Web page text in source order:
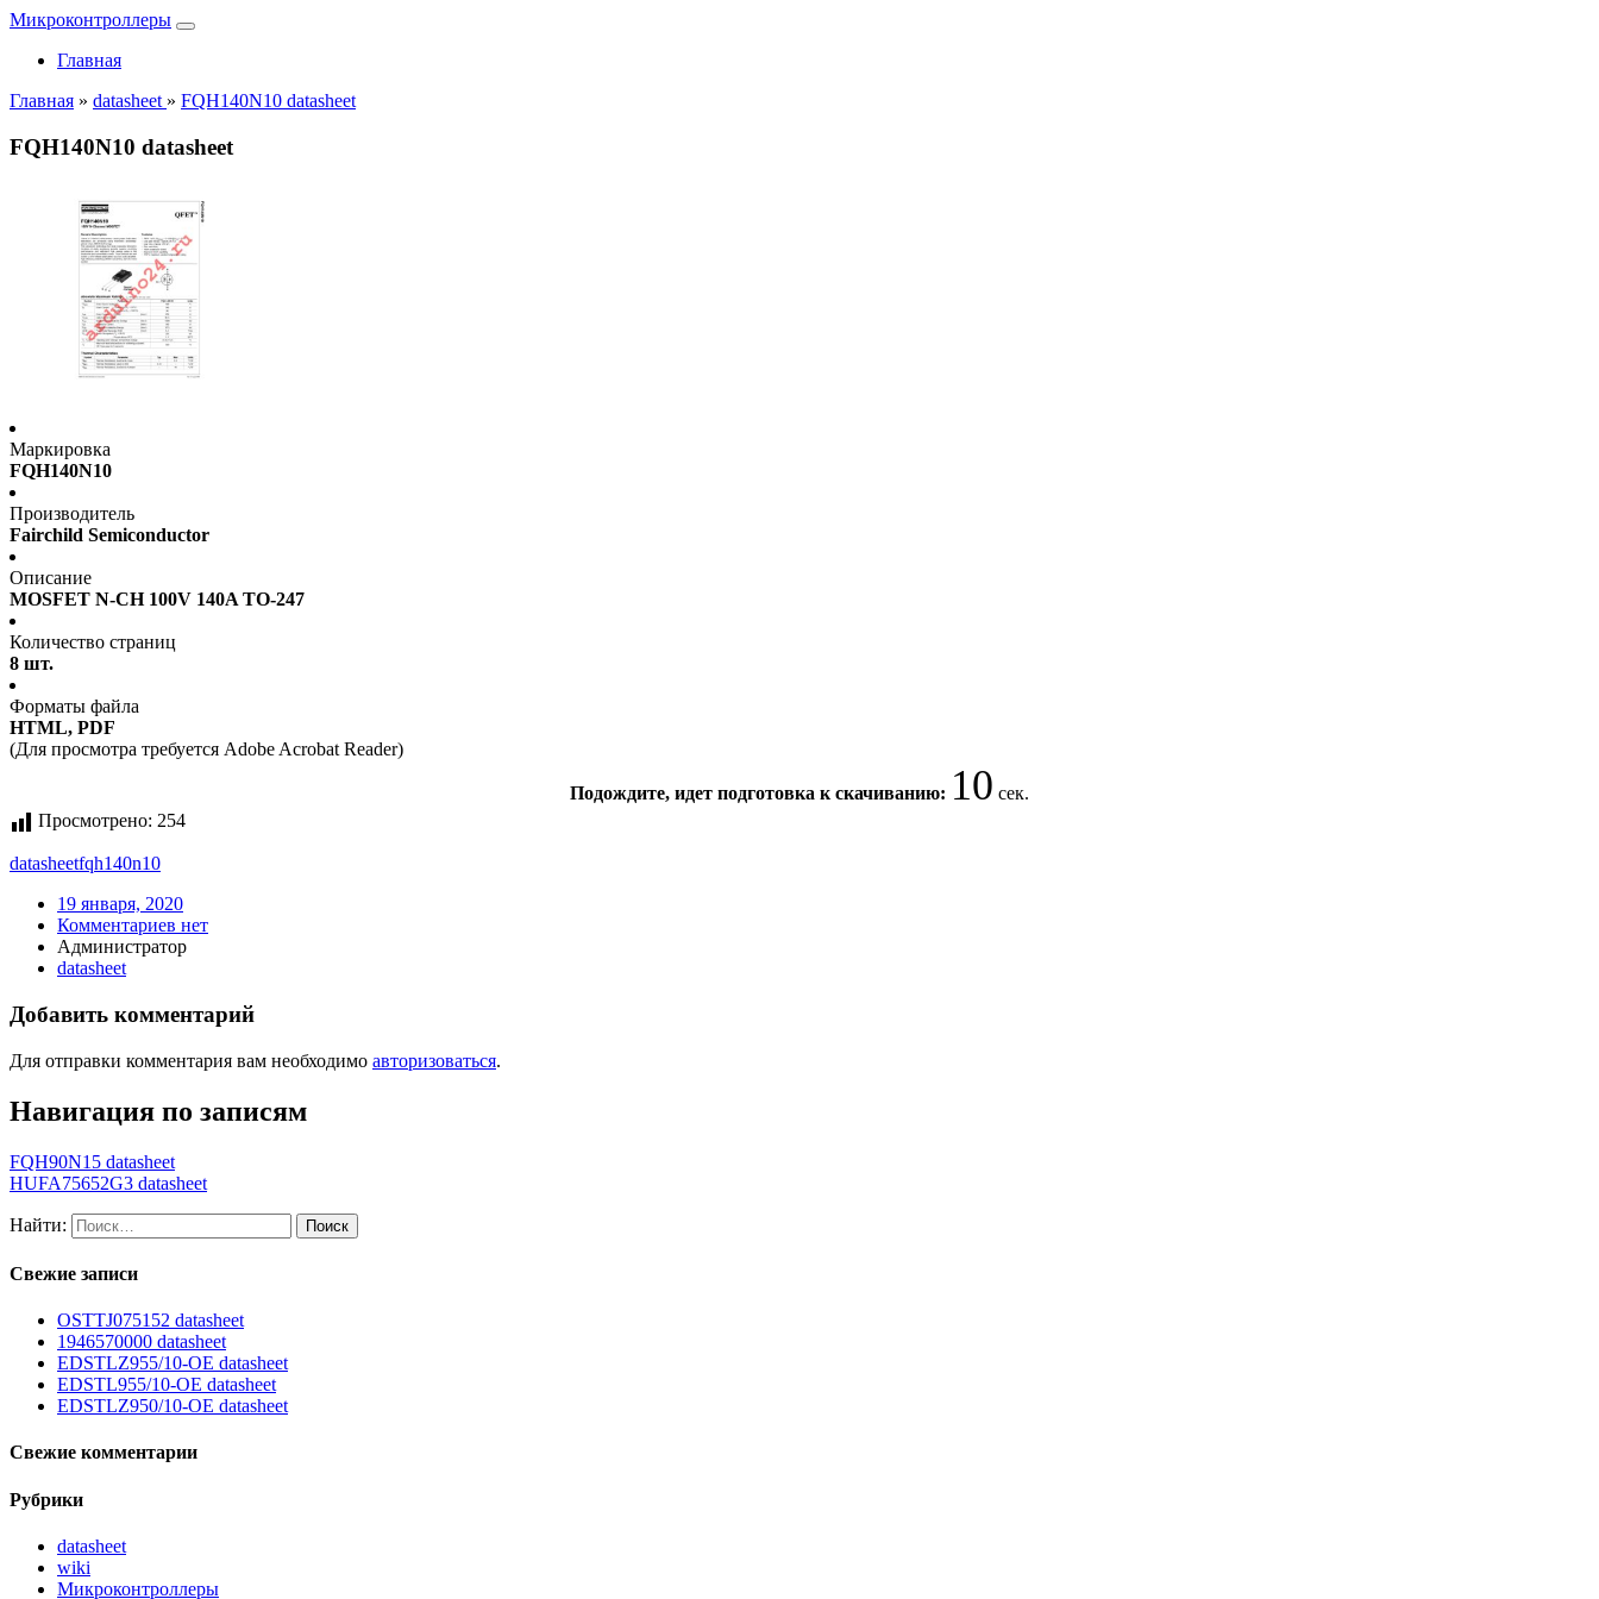
Микроконтроллеры
Главная
Главная » datasheet » FQH140N10 datasheet
FQH140N10 datasheet
Маркировка
FQH140N10
Производитель
Fairchild Semiconductor
Описание
MOSFET N-CH 100V 140A TO-247
Количество страниц
8 шт.
Форматы файла
HTML, PDF
(Для просмотра требуется Adobe Acrobat Reader)
Подождите, идет подготовка к скачиванию: 10 сек.
Просмотрено: 254
datasheetfqh140n10
19 января, 2020
Комментариев нет
Администратор
datasheet
Добавить комментарий
Для отправки комментария вам необходимо авторизоваться.
Навигация по записям
FQH90N15 datasheet
HUFA75652G3 datasheet
Найти:
Свежие записи
OSTTJ075152 datasheet
1946570000 datasheet
EDSTLZ955/10-OE datasheet
EDSTL955/10-OE datasheet
EDSTLZ950/10-OE datasheet
Свежие комментарии
Рубрики
datasheet
wiki
Микроконтроллеры